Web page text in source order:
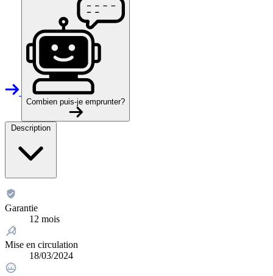
Combien puis-je emprunter?
Description
Garantie
12 mois
Mise en circulation
18/03/2024